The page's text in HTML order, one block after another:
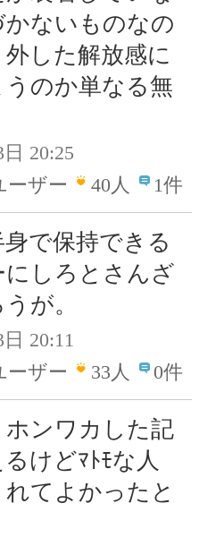
かないものなの
した解放感に
のか単なる無
20:25
ーザー
40人 1件
で保持できる
しろとさんざ
が。
20:11
ーザー
33人 0件
ンワカした記
けどﾏﾄﾓな人
てよかったと